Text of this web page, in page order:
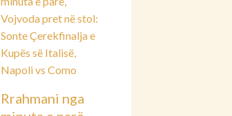
Rrahmani nga